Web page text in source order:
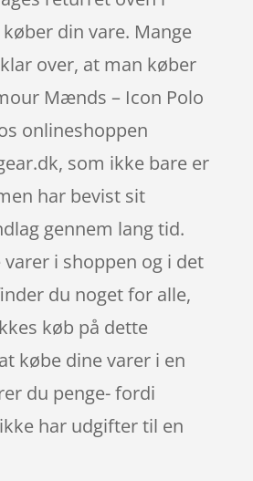
din vare. Mange
over, at man køber
Mænds – Icon Polo
onlineshoppen
som ikke bare er
har bevist sit
gennem lang tid.
i shoppen og i det
du noget for alle,
køb på dette
købe dine varer i en
du penge- fordi
har udgifter til en